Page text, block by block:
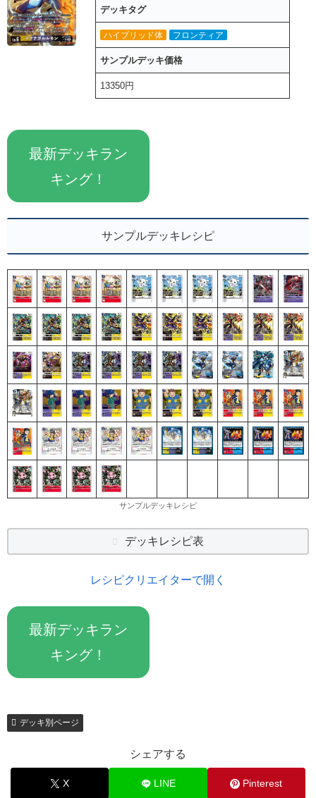
デッキタグ
ハイブリッド体 フロンティア
サンプルデッキ価格
13350円
最新デッキラン
キング！
サンプルデッキレシピ
サンプルデッキレシピ
デッキレシピ表
レシピクリエイターで開く
最新デッキラン
キング！
デッキ別ページ
シェアする
X LINE Pinterest